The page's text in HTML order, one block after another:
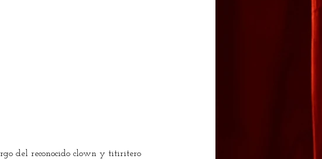
del reconocido clown y titiritero